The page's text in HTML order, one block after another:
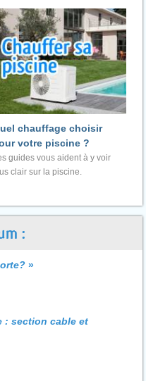
chauffage choisir
votre piscine ?
guides vous aident à y voir
clair sur la piscine.
:
»
: section cable et